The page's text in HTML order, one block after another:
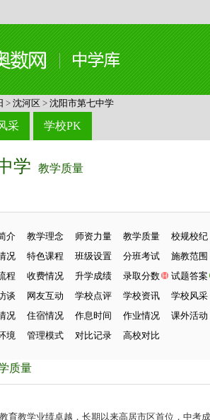
> 沈河区 > 沈阳市第七中学
采 学校PK
学 教学质量
介 教学理念 师资力量 教学质量
校规校纪
况 特色课程 班级设置 分班考试
施教范围
程 收费情况 升学成绩 录取分数
试题答案
谈 网友互动 学校点评 学校资讯
学校风采
况 住宿情况 作息时间 作业情况
课外活动
境 管理模式 对比记录 高校对比
质量
教学业绩卓越，长期以来高居市区首位，中考